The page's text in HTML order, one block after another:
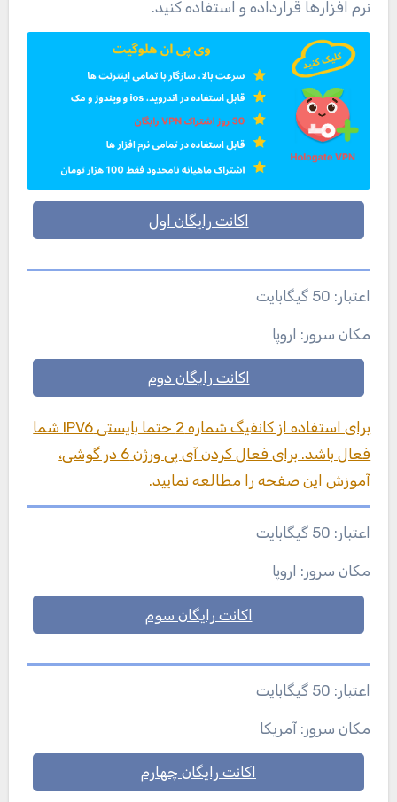
نرم افزارها قرارداده و استفاده کنید.
اکانت رایگان اول
اعتبار: 50 گیگابایت
مکان سرور: اروپا
اکانت رایگان دوم
برای استفاده از کانفیگ شماره 2 حتما بایستی IPV6 شما
فعال باشد. برای فعال کردن آی پی ورژن 6 در گوشی،
آموزش این صفحه را مطالعه نمایید.
اعتبار: 50 گیگابایت
مکان سرور: اروپا
اکانت رایگان سوم
اعتبار: 50 گیگابایت
مکان سرور: آمریکا
اکانت رایگان چهارم